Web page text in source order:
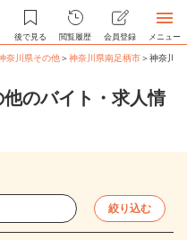
後で見る 閲覧履歴 会員登録 メニュー
奈川県その他＞神奈川県南足柄市＞神奈川
のバイト・求人情
絞り込む